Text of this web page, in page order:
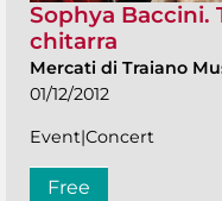
Sophya Baccini.
chitarra
Mercati di Traiano
01/12/2012
Event|Concert
Free